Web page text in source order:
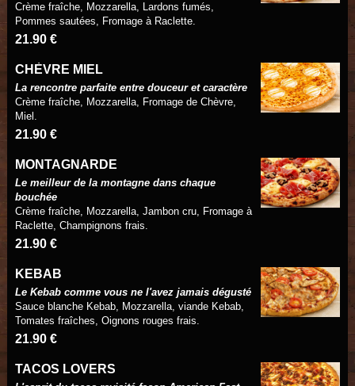
Crème fraîche, Mozzarella, Lardons fumés,
Pommes sautées, Fromage à Raclette.
21.90 €
CHÈVRE MIEL
La rencontre parfaite entre douceur et caractère
Crème fraîche, Mozzarella, Fromage de Chèvre,
Miel.
21.90 €
MONTAGNARDE
Le meilleur de la montagne dans chaque
bouchée
Crème fraîche, Mozzarella, Jambon cru, Fromage à
Raclette, Champignons frais.
21.90 €
KEBAB
Le Kebab comme vous ne l'avez jamais dégusté
Sauce blanche Kebab, Mozzarella, viande Kebab,
Tomates fraîches, Oignons rouges frais.
21.90 €
TACOS LOVERS